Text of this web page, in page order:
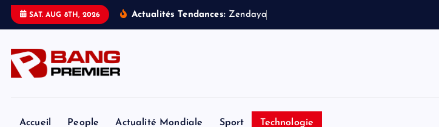
SAT. AUG 8TH, 2026 Actualités Tendances: Zendaya
Accueil People Actualité Mondiale Sport Technologie